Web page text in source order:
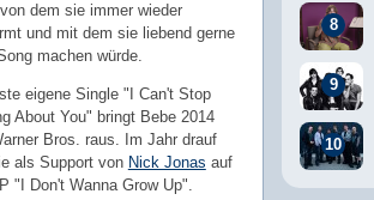
dem sie immer wieder
und mit dem sie liebend gerne
machen würde.
eigene Single "I Can't Stop
About You" bringt Bebe 2014
Bros. raus. Im Jahr drauf
als Support von Nick Jonas auf
"I Don't Wanna Grow Up".